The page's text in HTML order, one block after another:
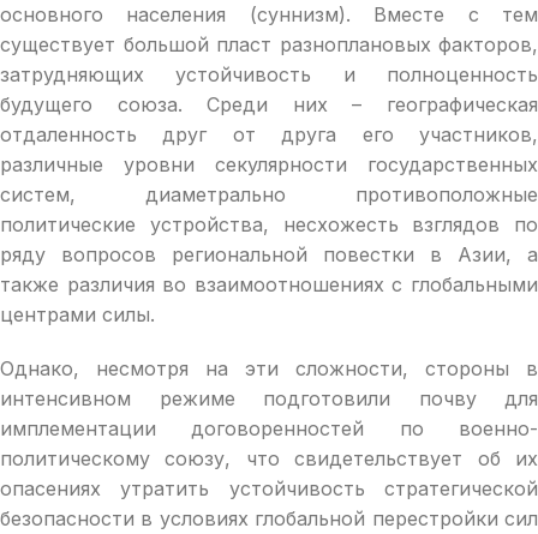
основного населения (суннизм). Вместе с тем
существует большой пласт разноплановых факторов,
затрудняющих устойчивость и полноценность
будущего союза. Среди них – географическая
отдаленность друг от друга его участников,
различные уровни секулярности государственных
систем, диаметрально противоположные
политические устройства, несхожесть взглядов по
ряду вопросов региональной повестки в Азии, а
также различия во взаимоотношениях с глобальными
центрами силы.
Однако, несмотря на эти сложности, стороны в
интенсивном режиме подготовили почву для
имплементации договоренностей по военно-
политическому союзу, что свидетельствует об их
опасениях утратить устойчивость стратегической
безопасности в условиях глобальной перестройки сил